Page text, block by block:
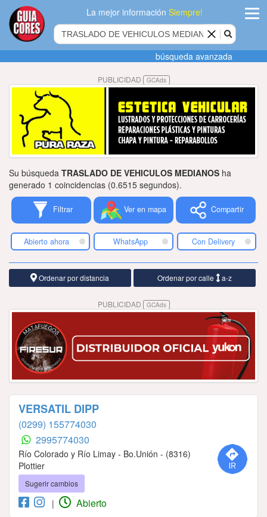
La mejor informaciónSiempre!
Agregar
empresa
Actualizar
datos
Publicidad
Tiendacores
Contactenos
búsqueda avanzada
PUBLICIDAD GCAds
Su búsqueda TRASLADO DE VEHICULOS MEDIANOS ha
generado 1 coincidencias (0.6515 segundos).
Filtrar Ver en mapa Compartir
Abierto ahora WhatsApp Con Delivery
Ordenar por distancia Ordenar por calle a-z
PUBLICIDAD GCAds
VERSATIL DIPP
(0299) 155774030
2995774030
Río Colorado y Río Limay - Bo.Unión - (8316)
Plottier
Sugerir cambios
| Abierto